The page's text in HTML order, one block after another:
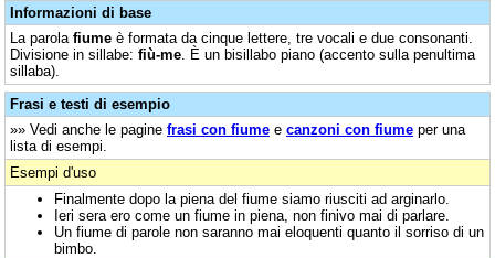
Informazioni di base
La parola fiume è formata da cinque lettere, tre vocali e due consonanti.
Divisione in sillabe: fiù-me . È un bisillabo piano (accento sulla penultima
sillaba).
Frasi e testi di esempio
»» Vedi anche le pagine frasi con fiume e canzoni con fiume per una
lista di esempi.
Esempi d'uso
Finalmente dopo la piena del fiume siamo riusciti ad arginarlo.
Ieri sera ero come un fiume in piena, non finivo mai di parlare.
Un fiume di parole non saranno mai eloquenti quanto il sorriso di un
bimbo.